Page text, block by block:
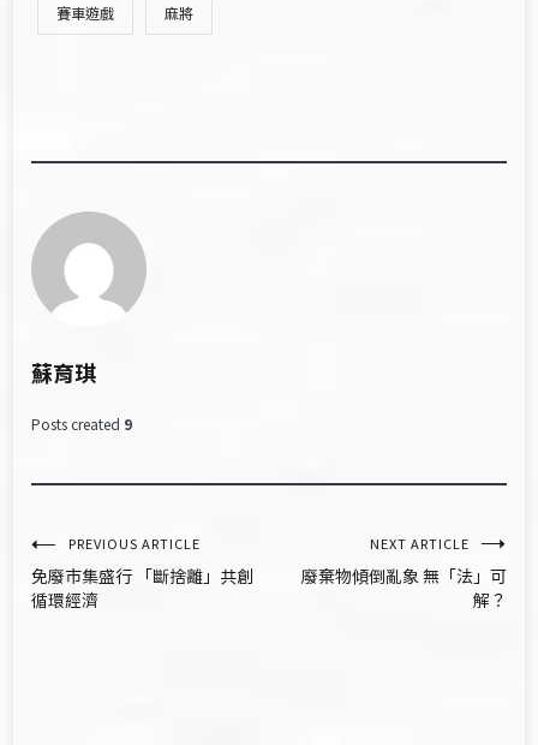
賽車遊戲 麻將
蘇育琪
Posts created 9
文
章
PREVIOUS ARTICLE
免廢市集盛行 「斷捨離」共創
循環經濟
NEXT ARTICLE
廢棄物傾倒亂象 無「法」可
解？